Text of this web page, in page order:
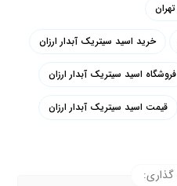
خرید اسید سیتریک آبدار ارزان
فروشگاه اسید سیتریک آبدار ارزان
قیمت اسید سیتریک آبدار ارزان